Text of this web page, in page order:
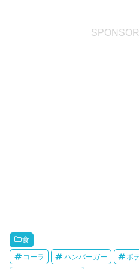
食
コーラ ハンバーガー ポ